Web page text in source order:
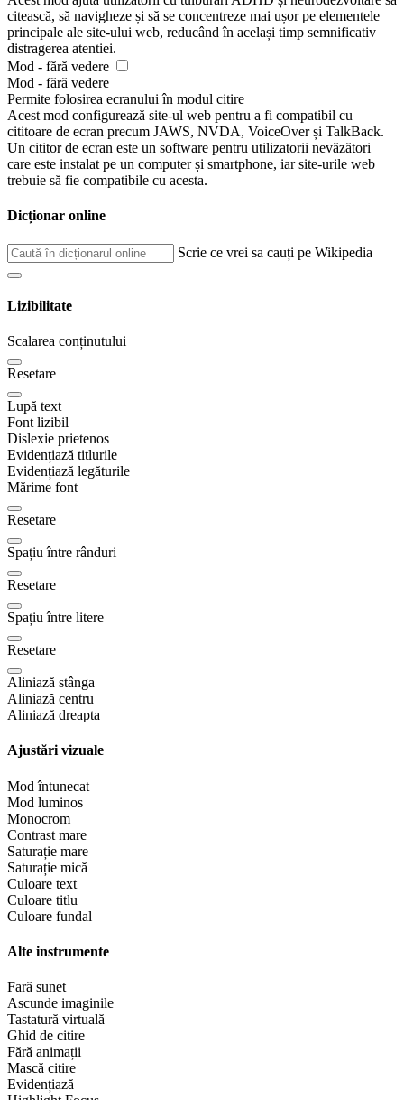
citească, să navigheze și să se concentreze mai ușor pe elementele
principale ale site-ului web, reducând în același timp semnificativ
distragerea atentiei.
Mod - fără vedere
Mod - fără vedere
Permite folosirea ecranului în modul citire
Acest mod configurează site-ul web pentru a fi compatibil cu
cititoare de ecran precum JAWS, NVDA, VoiceOver și TalkBack.
Un cititor de ecran este un software pentru utilizatorii nevăzători
care este instalat pe un computer și smartphone, iar site-urile web
trebuie să fie compatibile cu acesta.
Dicționar online
Scrie ce vrei sa cauți pe Wikipedia
Lizibilitate
Scalarea conținutului
Resetare
Lupă text
Font lizibil
Dislexie prietenos
Evidențiază titlurile
Evidențiază legăturile
Mărime font
Resetare
Spațiu între rânduri
Resetare
Spațiu între litere
Resetare
Aliniază stânga
Aliniază centru
Aliniază dreapta
Ajustări vizuale
Mod întunecat
Mod luminos
Monocrom
Contrast mare
Saturație mare
Saturație mică
Culoare text
Culoare titlu
Culoare fundal
Alte instrumente
Fară sunet
Ascunde imaginile
Tastatură virtuală
Ghid de citire
Fără animații
Mască citire
Evidențiază